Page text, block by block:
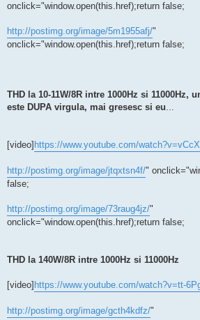
onclick="window.open(this.href);return false;
http://postimg.org/image/5m1955afj/"
onclick="window.open(this.href);return false;
THD la 10-11W/8R intre 1000Hz si 11000Hz,
este DUPA virgula, mai gresesc si eu...
[video] https://www.youtube.com/
http://postimg.org/image/jtqxtsn4f/"
false;
http://postimg.org/image/73raug4jz/"
onclick="window.open(this.href);return false;
THD la 140W/8R intre 1000Hz si 11000Hz
[video] https://www.youtube.com/watch?v=tt-
http://postimg.org/image/gcth4kdfz/"